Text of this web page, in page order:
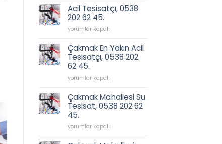
Su
Tesisatçı,
0538
202
45.
için
Acil Tesisatçı, 0538
202 62 45.
Acil
0538
202
62
45.
için
yorumlar kapalı
Çakmak En Yakın Acil
Tesisatçı, 0538 202
62 45.
Çakmak
Yakın
Acil
Tesisatçı,
0538
202
45.
yorumlar kapalı
Çakmak Mahallesi Su
Tesisat, 0538 202 62
45.
Çakmak
Su
yorumlar kapalı